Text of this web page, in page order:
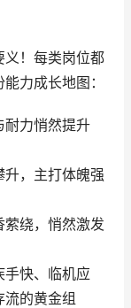
义！每类岗位都
力成长地图：
耐力悄然提升
，主打体魄强
绕，悄然激发
快、临机应
的黄金组